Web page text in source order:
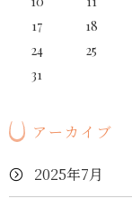
17
18
24
25
31
アーカイブ
2025年7月